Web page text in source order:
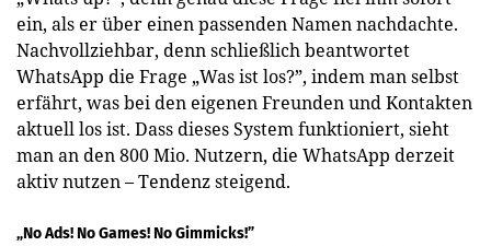
ein, als er über einen passenden Namen nachdachte.
Nachvollziehbar, denn schließlich beantwortet
WhatsApp die Frage „Was ist los?”, indem man selbst
erfährt, was bei den eigenen Freunden und Kontakten
aktuell los ist. Dass dieses System funktioniert, sieht
man an den 800 Mio. Nutzern, die WhatsApp derzeit
aktiv nutzen – Tendenz steigend.
„No Ads! No Games! No Gimmicks!”